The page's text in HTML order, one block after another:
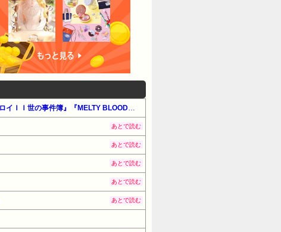
あとで読む
あとで読む
あとで読む
あとで読む
あとで読む